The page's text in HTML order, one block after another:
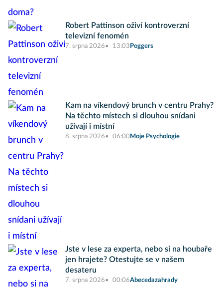
Robert Pattinson oživí kontroverzní
televizní fenomén
7. srpna 2026 13:03 Poggers
Kam na víkendový brunch v centru Prahy?
Na těchto místech si dlouhou snídani
užívají i místní
8. srpna 2026 06:00 Moje Psychologie
Jste v lese za experta, nebo si na houbaře
jen hrajete? Otestujte se v našem
desateru
7. srpna 2026 00:06Abecedazahrady